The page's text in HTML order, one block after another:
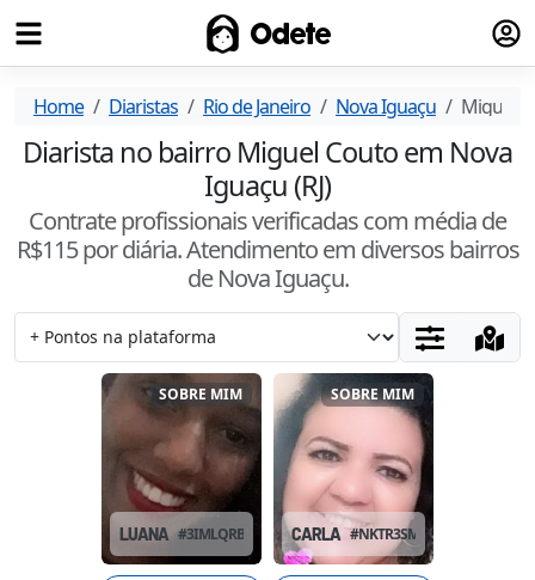
Odete
Home Diaristas Rio de Janeiro Nova Iguaçu Miguel
Diarista no bairro Miguel Couto em Nova
Iguaçu (RJ)
Contrate profissionais verificadas com média de
R$115por diária. Atendimentoem diversos bairros
de Nova Iguaçu.
SOBRE MIM
LUANA #3IMLQRB6
SOBRE MIM
CARLA #NKTR3SMW